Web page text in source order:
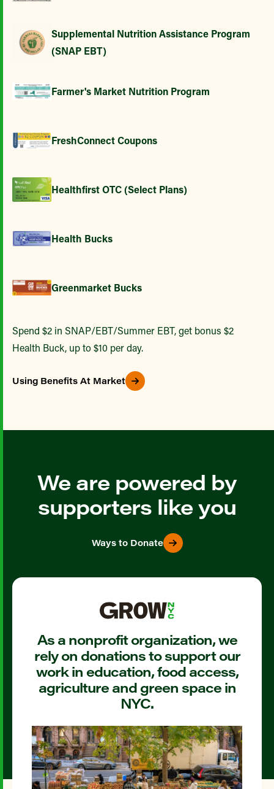
Supplemental Nutrition Assistance Program
(SNAP EBT)
Farmer's Market Nutrition Program
FreshConnect Coupons
Healthfirst OTC (Select Plans)
Health Bucks
Greenmarket Bucks
Spend $2 in SNAP/EBT/Summer EBT, get bonus $2
Health Buck, up to $10 per day.
Using Benefits At Market
We are powered by
supporters like you
Ways to Donate
As a nonprofit organization, we
rely on donations to support our
work in education, food access,
agriculture and green space in
NYC.